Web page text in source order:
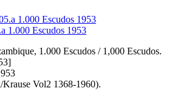
1.000 Escudos 1953
1.000 Escudos / 1,000 Escudos.
Vol2 1368-1960).